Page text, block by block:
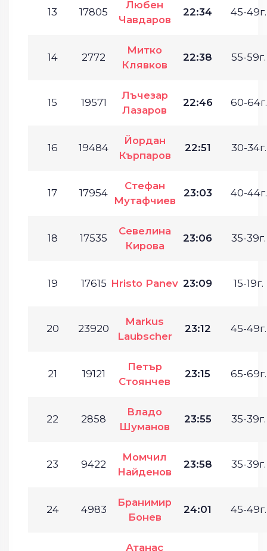
13 17805
Любен
Чавдаров
22:34 45-49г.
14 2772
Митко
Клявков
22:38 55-59г.
15 19571
Лъчезар
Лазаров
22:46 60-64г.
16 19484
Йордан
Кърпаров
22:51 30-34г.
17 17954
Стефан
Мутафчиев
23:03 40-44г.
18 17535
Севелина
Кирова
23:06 35-39г.
19 17615 Hristo Panev 23:09 15-19г.
20 23920
Markus
Laubscher
23:12 45-49г.
21 19121
Петър
Стоянчев
23:15 65-69г.
22 2858
Владо
Шуманов
23:55 35-39г.
23 9422
Момчил
Найденов
23:58 35-39г.
24 4983
Бранимир
Бонев
24:01 45-49г.
Атанас